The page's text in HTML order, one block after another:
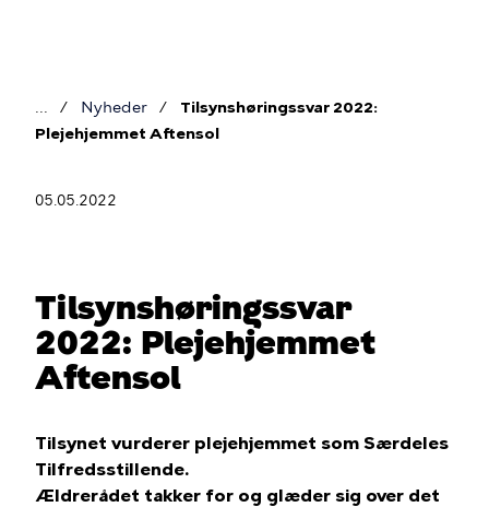
Brødkrumme
Nyheder
Tilsynshøringssvar 2022:
Plejehjemmet Aftensol
05.05.2022
Tilsynshøringssvar
2022: Plejehjemmet
Aftensol
Tilsynet vurderer plejehjemmet som Særdeles
Tilfredsstillende.
Ældrerådet takker for og glæder sig over det